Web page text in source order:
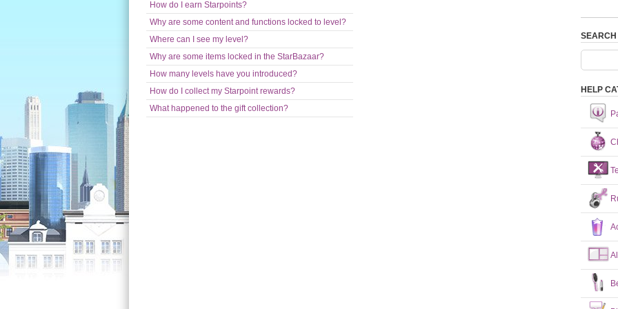
How do I earn Starpoints?
Why are some content and functions locked to level?
Where can I see my level?
Why are some items locked in the StarBazaar?
How many levels have you introduced?
How do I collect my Starpoint rewards?
What happened to the gift collection?
HELP